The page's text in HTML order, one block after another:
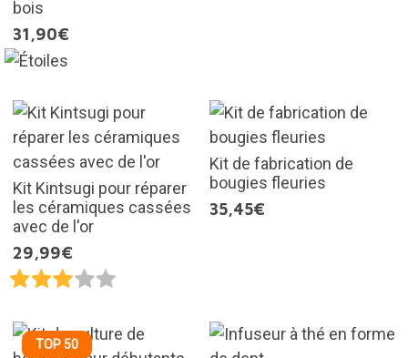
bois
31,90€
Kit Kintsugi pour réparer
les céramiques cassées
avec de l'or
29,99€
Kit de fabrication de
bougies fleuries
35,45€
TOP 50